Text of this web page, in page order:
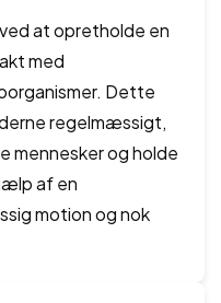
at opretholde en
med
Dette
regelmæssigt,
mennesker og holde
af en
motion og nok